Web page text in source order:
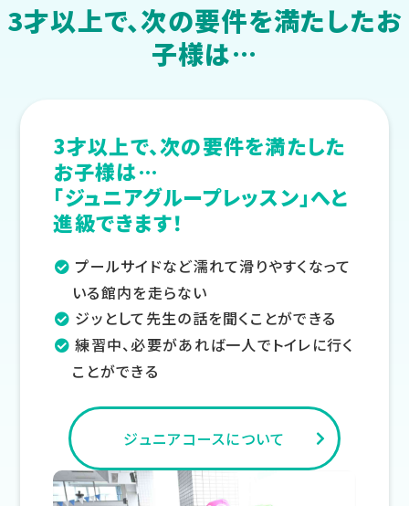
3才以上で、次の要件を満たしたお
子様は…
3才以上で、次の要件を満たした
お子様は…
「ジュニアグループレッスン」へと
進級できます！
プールサイドなど濡れて滑りやすくなって
いる館内を走らない
ジッとして先生の話を聞くことができる
練習中、必要があれば一人でトイレに行く
ことができる
ジュニアコースについて